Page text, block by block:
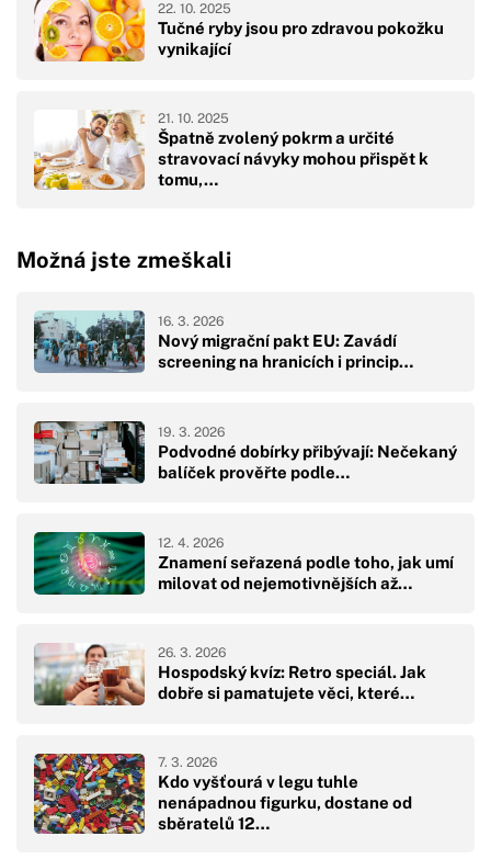
Tučné ryby jsou pro zdravou pokožku
vynikající
22. 10. 2025
Špatně zvolený pokrm a určité
stravovací návyky mohou přispět k
tomu,…
21. 10. 2025
Možná jste zmeškali
Nový migrační pakt EU: Zavádí
screening na hranicích i princip…
16. 3. 2026
Podvodné dobírky přibývají: Nečekaný
balíček prověřte podle…
19. 3. 2026
Znamení seřazená podle toho, jak umí
milovat od nejemotivnějších až…
12. 4. 2026
Hospodský kvíz: Retro speciál. Jak
dobře si pamatujete věci, které…
26. 3. 2026
Kdo vyšťourá v legu tuhle
nenápadnou figurku, dostane od
sběratelů 12…
7. 3. 2026